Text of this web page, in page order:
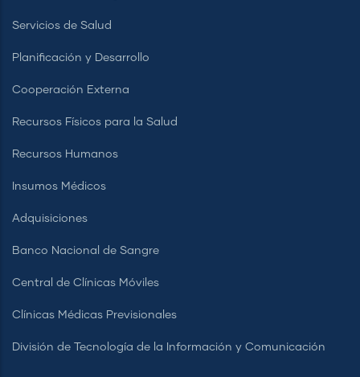
Servicios de Salud
Planificación y Desarrollo
Cooperación Externa
Recursos Físicos para la Salud
Recursos Humanos
Insumos Médicos
Adquisiciones
Banco Nacional de Sangre
Central de Clínicas Móviles
Clínicas Médicas Previsionales
División de Tecnología de la Información y Comunicación